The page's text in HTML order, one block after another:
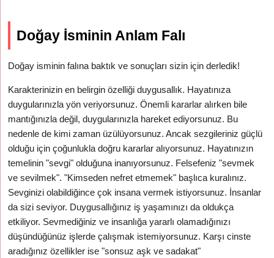
Doğay İsminin Anlam Falı
Doğay isminin falına baktık ve sonuçları sizin için derledik!
Karakterinizin en belirgin özelliği duygusallık. Hayatınıza
duygularınızla yön veriyorsunuz. Önemli kararlar alırken bile
mantığınızla değil, duygularınızla hareket ediyorsunuz. Bu
nedenle de kimi zaman üzülüyorsunuz. Ancak sezgileriniz güçlü
olduğu için çoğunlukla doğru kararlar alıyorsunuz. Hayatınızın
temelinin "sevgi" olduğuna inanıyorsunuz. Felsefeniz "sevmek
ve sevilmek". "Kimseden nefret etmemek" başlıca kuralınız.
Sevginizi olabildiğince çok insana vermek istiyorsunuz. İnsanlar
da sizi seviyor. Duygusallığınız iş yaşamınızı da oldukça
etkiliyor. Sevmediğiniz ve insanlığa yararlı olamadığınızı
düşündüğünüz işlerde çalışmak istemiyorsunuz. Karşı cinste
aradığınız özellikler ise "sonsuz aşk ve sadakat"